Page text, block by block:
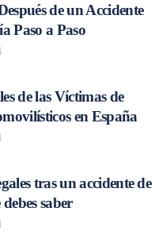
de un Accidente
Paso a Paso
de las Víctimas de
en España
tras un accidente de
saber